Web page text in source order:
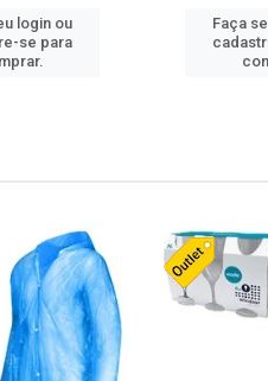
login ou
se para
Faça